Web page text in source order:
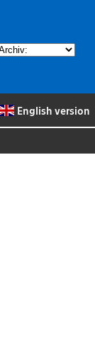
English version